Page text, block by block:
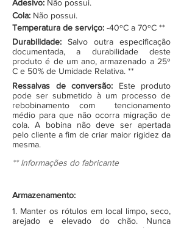
Adesivo: Não possui.
Cola: Não possui.
Temperatura de serviço: -40ºC a 70ºC **
Durabilidade: Salvo outra especificação
documentada, a durabilidade deste
produto é de um ano, armazenado a 25º
C e 50% de Umidade Relativa. **
Ressalvas de conversão: Este produto
pode ser submetido à um processo de
rebobinamento com tencionamento
médio para que não ocorra migração de
cola. A bobina não deve ser apertada
pelo cliente a fim de criar maior rigidez da
mesma.
** Informações do fabricante
Armazenamento:
1. Manter os rótulos em local limpo, seco,
arejado e elevado do chão. Nunca